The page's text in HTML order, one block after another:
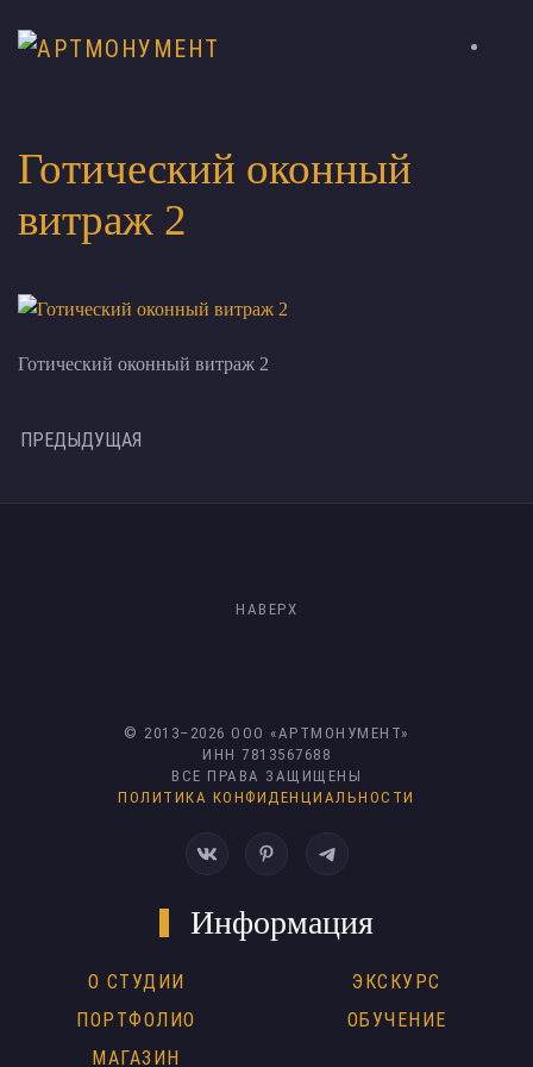
Готический оконный
витраж 2
Готический оконный витраж 2
ПРЕДЫДУЩАЯ
НАВЕРХ
© 2013– 2026 ООО «АРТМОНУМЕНТ»
ИНН 7813567688
ВСЕ ПРАВА ЗАЩИЩЕНЫ
ПОЛИТИКА КОНФИДЕНЦИАЛЬНОСТИ
Информация
О СТУДИИ
ПОРТФОЛИО
МАГАЗИН
ЭКСКУРС
ОБУЧЕНИЕ